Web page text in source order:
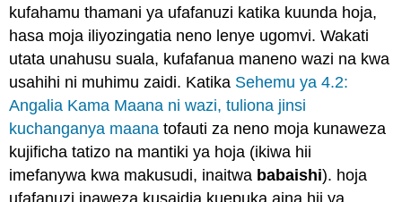
kufahamu thamani ya ufafanuzi katika kuunda hoja,
hasa moja iliyozingatia neno lenye ugomvi. Wakati
utata unahusu suala, kufafanua maneno wazi na kwa
usahihi ni muhimu zaidi. Katika Sehemu ya 4.2:
Angalia Kama Maana ni wazi, tuliona jinsi
kuchanganya maana tofauti za neno moja kunaweza
kujificha tatizo na mantiki ya hoja (ikiwa hii
imefanywa kwa makusudi, inaitwa babaishi). hoja